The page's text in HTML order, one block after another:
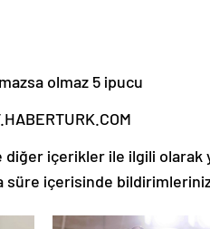
olmaz 5 ipucu
diğer içerikler ile ilgili
süre içerisinde